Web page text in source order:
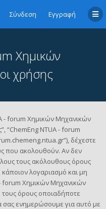
Σύνδεση Εγγραφή
Χημικών
χρήσης
- forum Χημικών Μηχανικών
“ChemEng NTUA - forum
δέχεστε
που ακολουθούν. Αν δεν
τους ακόλουθους όρους
λογαριασμό και μη
forum Χημικών Μηχανικών
τους όρους οποιαδήποτε
σας ενημερώσουμε για αυτό με